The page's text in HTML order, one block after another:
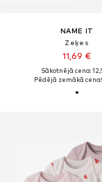
NAME IT
Zeķes
11,69 €
Sākotnējā cena:
Pēdējā zemākā cena: